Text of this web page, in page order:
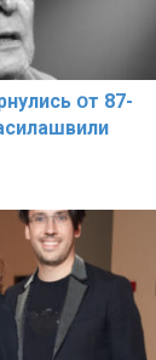
օт 87-